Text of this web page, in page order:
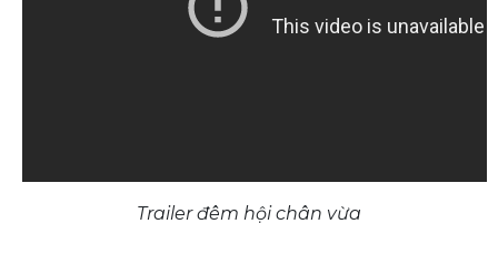
Trailer đêm hội chân vừa